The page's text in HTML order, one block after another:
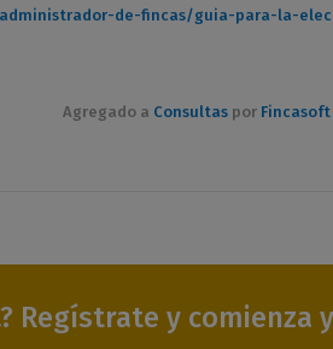
de-fincas/guia-para-la-
Agregado a Consultaspor Fincasoft
? Regístrate y comienza